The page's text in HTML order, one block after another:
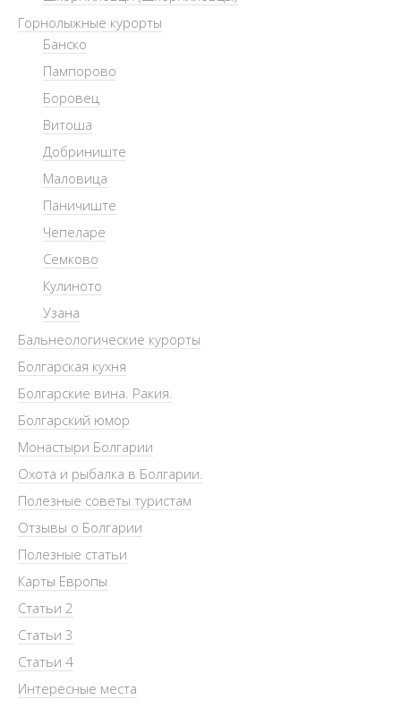
Горнолыжные курорты
Банско
Пампорово
Боровец
Витоша
Добриниште
Маловица
Паничиште
Чепеларе
Семково
Кулиното
Узана
Бальнеологические курорты
Болгарская кухня
Болгарские вина. Ракия.
Болгарский юмор
Монастыри Болгарии
Охота и рыбалка в Болгарии.
Полезные советы туристам
Отзывы о Болгарии
Полезные статьи
Карты Европы
Статьи 2
Статьи 3
Статьи 4
Интересные места